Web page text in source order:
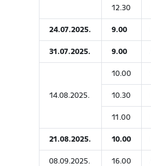
12.30
24.07.2025. 9.00
31.07.2025. 9.00
14.08.2025.
10.00
10.30
11.00
21.08.2025. 10.00
08.09.2025. 16.00